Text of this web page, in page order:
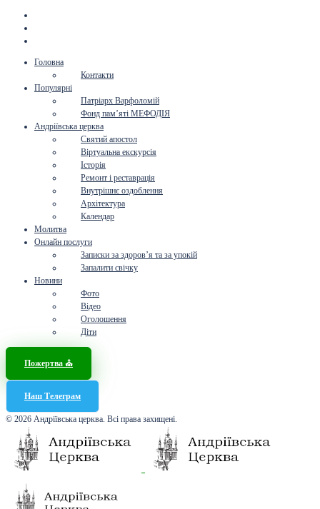
Головна
Контакти
Популярні
Патріарх Варфоломій
Фонд пам’яті МЕФОДІЯ
Андріївська церква
Святий апостол
Віртуальна екскурсія
Історія
Ремонт і реставрація
Внутрішнє оздоблення
Архітектура
Календар
Молитва
Онлайн послуги
Записки за здоров’я та за упокій
Запалити свічку
Новини
Фото
Відео
Оголошення
Діти
Пожертва ⛪️
Наш Телеграм
© 2026 Андріївська церква. Всі права захищені.